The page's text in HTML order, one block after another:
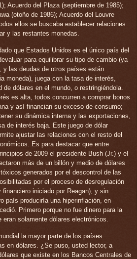
Acuerdo del Plaza (septiembre de 1985);
(otoño de 1986); Acuerdo del Louvre
ellos se buscaba establecer relaciones
y las restantes monedas.
que Estados Unidos es el único país del
para equilibrar su tipo de cambio (ya
y las deudas de otros países están
moneda), juega con la tasa de interés,
de dólares en el mundo, o restringiéndola.
es alta, todos concurren a comprar bonos
y así financian su exceso de consumo;
su dinámica interna y las exportaciones,
de interés baja. Este juego de dólar
ajustar las relaciones con el resto del
Es para destacar que entre
de 2009 el presidente Bush (Jr.) y el
más de un billón y medio de dólares
generados por el descontrol de las
por el proceso de desregulación
iniciado por Reagan), y sin
país produciría una hiperinflación, en
Primero porque no fue dinero para la
eran solamente dólares electrónicos.
la mayor parte de los países
en dólares. ¿Se puso, usted lector, a
que existe en los Bancos Centrales de